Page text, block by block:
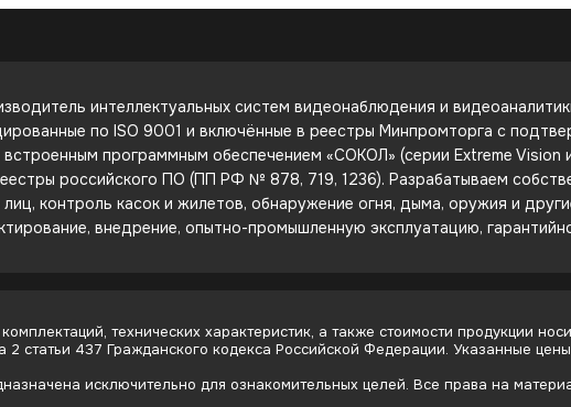
интеллектуальных систем видеонаблюдения и
по ISO 9001 и включённые в реестры Минпромторга с
программным обеспечением «СОКОЛ» (серии Extreme Vision
российского ПО (ПП РФ № 878, 719, 1236). Разрабатываем
контроль касок и жилетов, обнаружение огня, дыма, оружия и
внедрение, опытно-промышленную эксплуатацию,
технических характеристик, а также стоимости продукции
статьи 437 Гражданского кодекса Российской Федерации. Указанные
исключительно для ознакомительных целей. Все права на